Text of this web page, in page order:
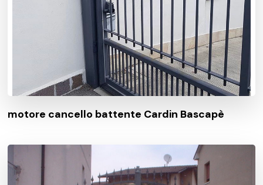
motore cancello battente Cardin Bascapè